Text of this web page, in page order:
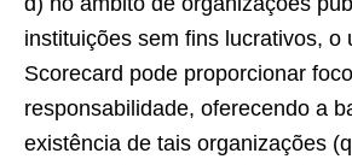
instituições sem fins lucrativos, o
Scorecard pode proporcionar
responsabilidade, oferecendo a
existência de tais organizações